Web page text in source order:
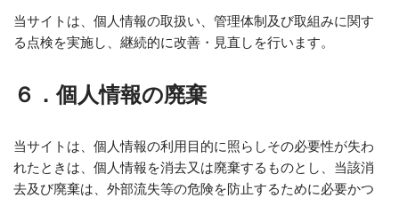
当サイトは、個人情報の取扱い、管理体制及び取組みに関す
る点検を実施し、継続的に改善・見直しを行います。
６．個人情報の廃棄
当サイトは、個人情報の利用目的に照らしその必要性が失わ
れたときは、個人情報を消去又は廃棄するものとし、当該消
去及び廃棄は、外部流失等の危険を防止するために必要かつ